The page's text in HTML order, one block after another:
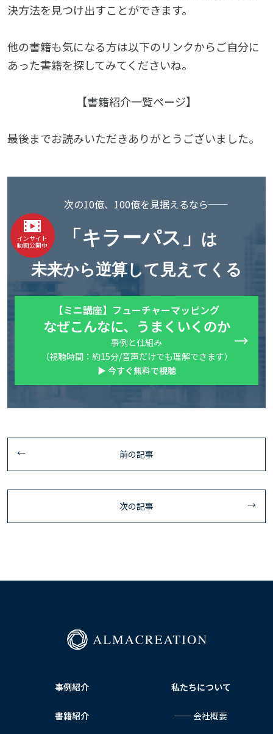
決方法を見つけ出すことができます。
他の書籍も気になる方は以下のリンクからご自分に
あった書籍を探してみてくださいね。
【書籍紹介一覧ページ】
最後までお読みいただきありがとうございました。
インサイト
動画公開中
次の10億、100億を見据えるなら──
「キラーパス」 は
未来から逆算して見えてくる
【ミニ講座】フューチャーマッピング
なぜこんなに、うまくいくのか
事例と仕組み
（視聴時間：約15分/音声だけでも理解できます）
▶ 今すぐ無料で視聴
前の記事
次の記事
事例紹介
書籍紹介
私たちについて
── 会社概要